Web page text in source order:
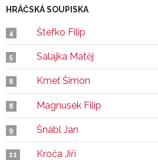
HRÁČSKÁ SOUPISKA
4 Štefko Filip
5 Salajka Matěj
6 Kmeť Šimon
8 Magnusek Filip
9 Šnábl Jan
11 Kroča Jiří